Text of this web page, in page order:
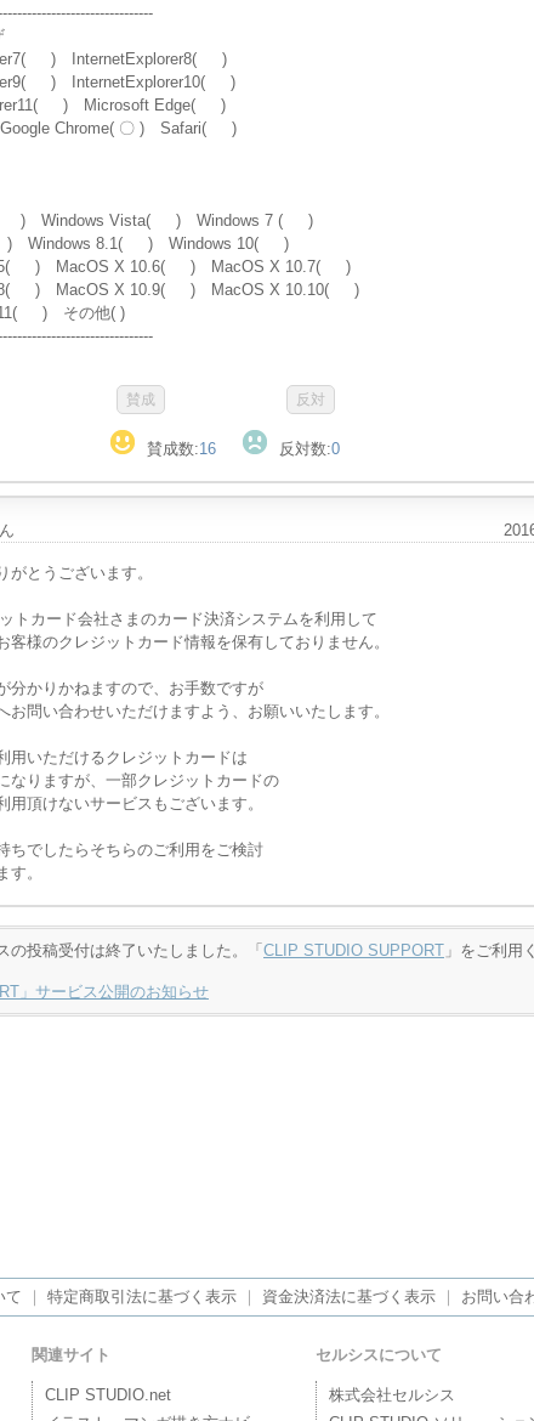
) InternetExplorer8( )
) InternetExplorer10( )
) Microsoft Edge( )
Chrome( 〇 ) Safari( )
) Windows Vista( ) Windows 7 ( )
) Windows 8.1( ) Windows 10( )
) MacOS X 10.6( ) MacOS X 10.7( )
) MacOS X 10.9( ) MacOS X 10.10( )
) その他( )
賛成数:16 反対数:0
がとうございます。
トカード会社さまのカード決済システムを利用して
客様のクレジットカード情報を保有しておりません。
分かりかねますので、お手数ですが
お問い合わせいただけますよう、お願いいたします。
用いただけるクレジットカードは
なりますが、一部クレジットカードの
頂けないサービスもございます。
ちでしたらそちらのご利用をご検討
。
の投稿受付は終了いたしました。「CLIP STUDIO SUPPORT 」をご利用
」サービス公開のお知らせ
て 特定商取引法に基づく表示 資金決済法に基づく表示 お問い合
関連サイト
CLIP STUDIO.net
セルシスについて
株式会社セルシス